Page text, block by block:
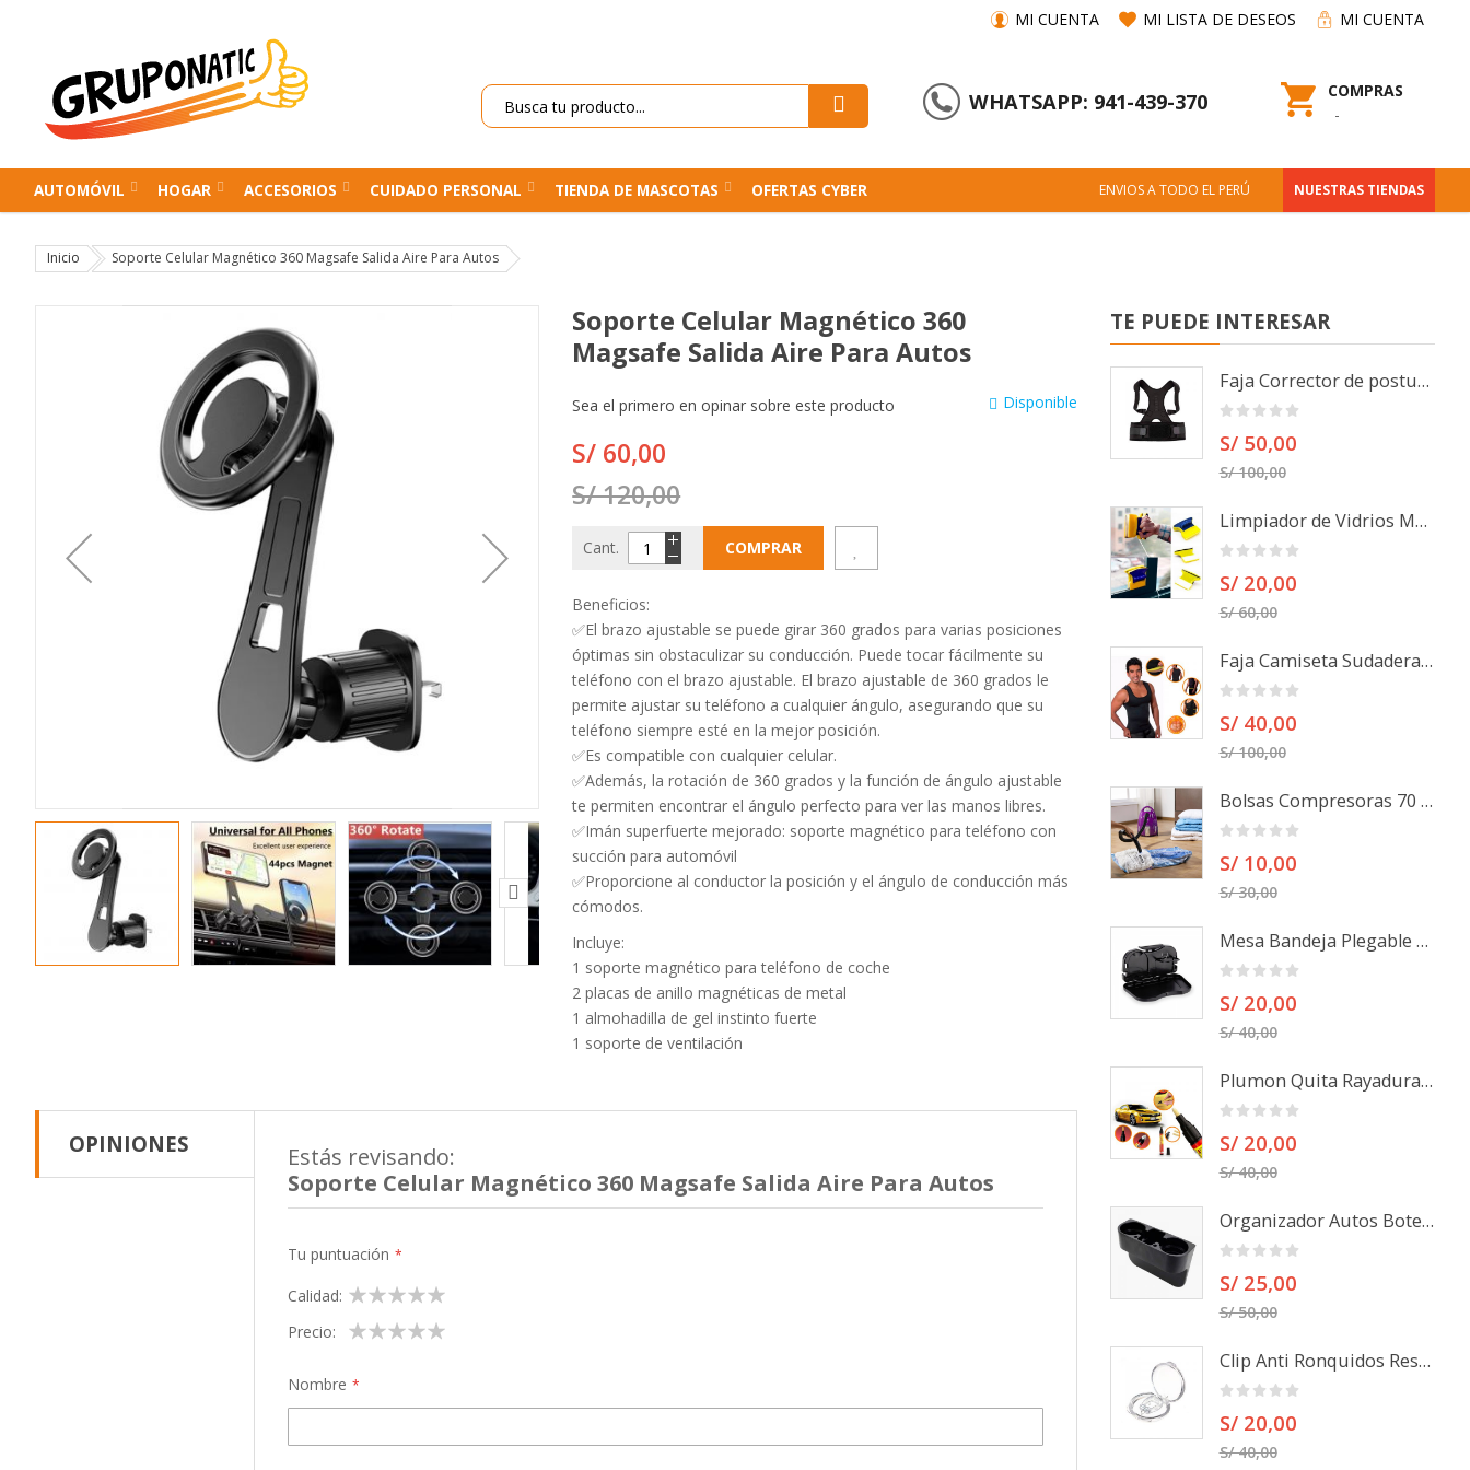
MI CUENTA MI LISTA DE DESEOS MI CUENTA
COMPRAS
WHATSAPP: 941-439-370
AUTOMÓVIL HOGAR ACCESORIOS CUIDADO PERSONAL TIENDA DE MASCOTAS OFERTAS CYBER NUESTRAS TIENDAS
ENVIOS A TODO EL PERÚ
Inicio Soporte Celular Magnético 360 Magsafe Salida Aire Para Autos
Soporte Celular Magnético 360
Magsafe Salida Aire Para Autos
Disponible
Sea el primero en opinar sobre este producto
S/ 60,00
S/ 120,00
Cant. COMPRAR
Beneficios:
✅El brazo ajustable se puede girar 360 grados para varias posiciones
óptimas sin obstaculizar su conducción. Puede tocar fácilmente su
teléfono con el brazo ajustable. El brazo ajustable de 360 grados le
permite ajustar su teléfono a cualquier ángulo, asegurando que su
teléfono siempre esté en la mejor posición.
✅Es compatible con cualquier celular.
✅Además, la rotación de 360 grados y la función de ángulo ajustable
te permiten encontrar el ángulo perfecto para ver las manos libres.
✅Imán superfuerte mejorado: soporte magnético para teléfono con
succión para automóvil
✅Proporcione al conductor la posición y el ángulo de conducción más
cómodos.
Incluye:
1 soporte magnético para teléfono de coche
2 placas de anillo magnéticas de metal
1 almohadilla de gel instinto fuerte
1 soporte de ventilación
OPINIONES
Estás revisando:
Soporte Celular Magnético 360 Magsafe Salida Aire Para Autos
Tu puntuación
Calidad
1 2 3 4 5
Precio
1 2 3 4 5
Nombre
TE PUEDE INTERESAR
Faja Corrector de postura Ajustable con 10 imanes
S/ 50,00
S/ 100,00
Limpiador de Vidrios Magnético doble cara
S/ 20,00
S/ 60,00
Faja Camiseta Sudadera Para Hombre
S/ 40,00
S/ 100,00
Bolsas Compresoras 70 x 110 cm Ahorra Espacio Para Maletas
S/ 10,00
S/ 30,00
Mesa Bandeja Plegable para auto
S/ 20,00
S/ 40,00
Plumon Quita Rayaduras para autos, camionetas u otros
S/ 20,00
S/ 40,00
Organizador Autos Botellas Porta Celulares
S/ 25,00
S/ 50,00
Clip Anti Ronquidos Respira mejor
S/ 20,00
S/ 40,00